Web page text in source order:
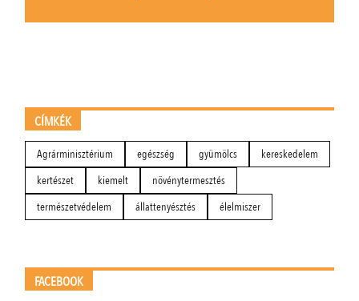
CÍMKÉK
Agrárminisztérium egészség gyümölcs
kereskedelem
kertészet
kiemelt
növénytermesztés
természetvédelem
állattenyésztés élelmiszer
FACEBOOK